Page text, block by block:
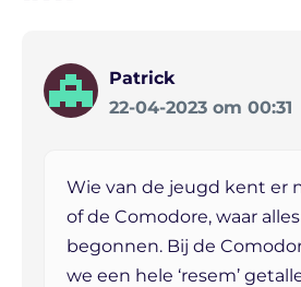
Patrick
22-04-2023 om 00:31
Wie van de jeugd kent er
of de Comodore, waar
begonnen. Bij de
we een hele ‘resem’